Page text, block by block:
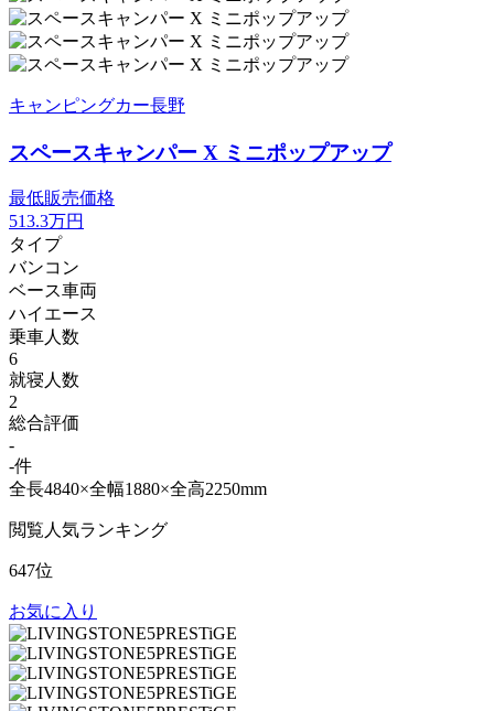
キャンピングカー長野
スペースキャンパー X ミニポップアップ
最低販売価格
513.3万円
タイプ
バンコン
ベース車両
ハイエース
乗車人数
6
就寝人数
2
総合評価
-
-件
全長4840×全幅1880×全高2250mm
閲覧人気ランキング
647位
お気に入り